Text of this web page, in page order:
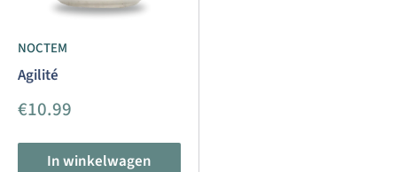
NOCTEM
Agilité
Aanbiedingsprijs
€10.99
In winkelwagen